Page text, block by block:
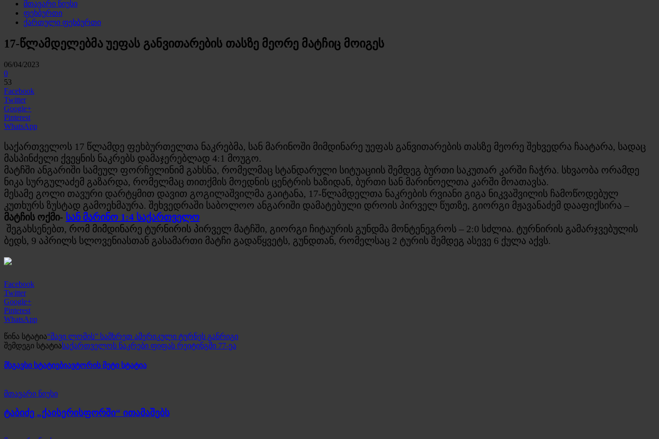
მთავარი ნიუსი
ფეხბურთი
ქართული ფეხბურთი
17-წლამდელებმა უეფას განვითარების თასზე მეორე მატჩიც მოიგეს
06/04/2023
0
53
Facebook
Twitter
Google+
Pinterest
WhatsApp
საქართველოს 17 წლამდე ფეხბურთელთა ნაკრებმა, სან მარინოში მიმდინარე უეფას განვითარების თასზე მეორე შეხვედრა ჩაატარა, სადაც
მასპინძელი ქვეყნის ნაკრებს დამაჯერებლად 4:1 მოუგო.
მატჩში ანგარიში სამეულ ფორჩელინიმ გახსნა, რომელმაც სტანდარული სიტუაციის შემდეგ ბურთი საკუთარ კარში ჩაჭრა. სხვაობა ორამდე
ნიკა სურგულაძემ გაზარდა, რომელმაც თითქმის მოედნის ცენტრის ხაზიდან, ბურთი სან მარინოელთა კარში მოათავსა.
მესამე გოლი თავური დარტყმით დავით გოგილაშვილმა გაიტანა, 17-წლამდელთა ნაკრების რვიანი გიგა ნიკვაშვილის ჩამოწოდებულ
კუთხურს ზუსტად გამოეხმაურა. შეხვედრაში საბოლოო ანგარიში დამატებული დროის პირველ წუთზე, გიორგი მჟავანაძემ დააფიქსირა –
მატჩის ოქმი- სან მარინო 1:4 საქართველო
შეგახსენებთ, რომ მიმდინარე ტურნირის პირველ მატჩში, გიორგი ჩიტაურის გუნდმა მონტენეგროს – 2:0 სძლია. ტურნირის გამარჯვებულის
ბედს, 9 აპრილს სლოვენიასთან გასამართი მატჩი გადაწყვეტს, გუნდთან, რომელსაც 2 ტურის შემდეგ ასევე 6 ქულა აქვს.
Facebook
Twitter
Google+
Pinterest
WhatsApp
წინა სტატია“შავი ლომის” სამხრეთ ამერიკული ტურნეს განრიგი
შემდეგი სტატიასაქართველოს ნაკრები ფიფას რეიტინგში 77-ეა
მსგავსი სტატიებიავტორის მეტი სტატია
მთავარი ნიუსი
ტაბიძე „ქაისერისფორში“ ითამაშებს